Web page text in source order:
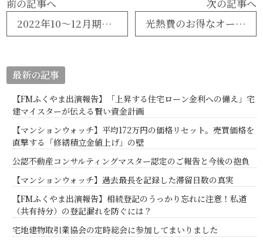
前の記事へ
2022年10～12月期・中古市場最新動向
次の記事へ
光熱費のお得なオール電化・坪生町一丁目リフォーム済み一戸建て
最新の記事
【FMふくやま出演報告】「上昇する住宅ローン金利への備え」宅
建マイスターが伝える賢い資金計画
【マンションウォッチ】平均172万円の価格リセット。売買価格を
直撃する「修繕積立金値上げ」の壁
公認不動産コンサルティングマスター認定のご報告と今後の抱負
【マンションウォッチ】過去最長を記録した滞留日数の真実
【FMふくやま出演報告】相続登記のうっかり忘れに注意！私道
（共有持分）の登記漏れを防ぐには？
宅地建物取引業協会の定時総会に参加してまいりました